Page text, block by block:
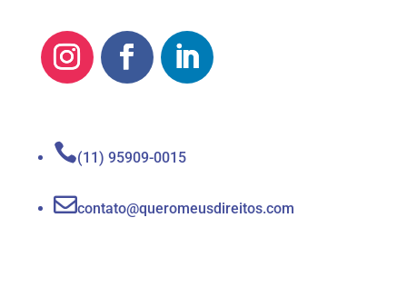
(11) 95909-0015
contato@queromeusdireitos.com